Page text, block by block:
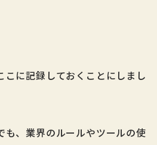
に記録しておくことにしまし
、業界のルールやツールの使